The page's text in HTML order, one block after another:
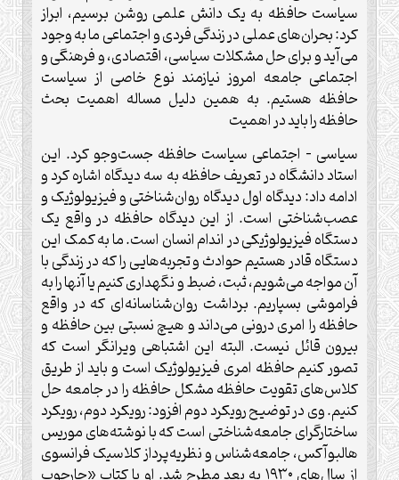
سیاست حافظه به یک دانش علمی روشن برسیم، ابراز
کرد: بحران‌های عملی در زندگی فردی و اجتماعی ما به وجود
می‌آید و برای حل مشکلات سیاسی، اقتصادی، و فرهنگی و
اجتماعی جامعه امروز نیازمند نوع خاصی از سیاست
حافظه هستیم. به همین دلیل مساله اهمیت بحث
حافظه را باید در اهمیت
سیاسی – اجتماعی سیاست حافظه جست‌وجو کرد. این
استاد دانشگاه در تعریف حافظه به سه دیدگاه اشاره کرد و
ادامه داد: دیدگاه اول دیدگاه روان‌شناختی و فیزیولوژیک و
عصب‌شناختی است. از این دیدگاه حافظه در واقع یک
دستگاه فیزیولوژیکی در اندام انسان است. ما به کمک این
دستگاه قادر هستیم حوادث و تجربه‌هایی را که در زندگی با
آن مواجه می‌شویم، ثبت، ضبط و نگهداری کنیم یا آنها را به
فراموشی بسپاریم. برداشت روان‌شناسانه‌ای که در واقع
حافظه را امری درونی می‌داند و هیچ نسبتی بین حافظه و
بیرون قائل نیست. البته این اشتباهی ویرانگر است که
تصور کنیم حافظه امری فیزیولوژیک است و باید از طریق
کلاس‌های تقویت حافظه مشکل حافظه را در جامعه حل
کنیم. وی در توضیح رویکرد دوم افزود: رویکرد دوم، رویکرد
ساختارگرای جامعه‌شناختی است که با نوشته‌های موریس
هالبوآکس، جامعه‌شناس و نظریه‌پرداز کلاسیک فرانسوی